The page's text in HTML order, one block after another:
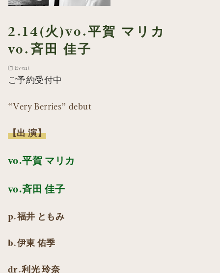
2.14(火)vo.平賀 マリカ
vo.斉田 佳子
Event
ご予約受付中
“Very Berries” debut
【出 演】
vo.平賀 マリカ
vo.斉田 佳子
p.福井 ともみ
b.伊東 佑季
dr.利光 玲奈